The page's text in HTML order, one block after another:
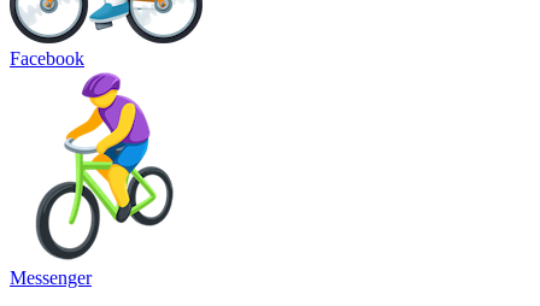
Facebook
Messenger